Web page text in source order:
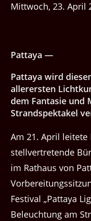
Mittwoch, 23. April
Pattaya —
Pattaya wird
allerersten
dem Fantasie und
Strandspektakel
Am 21. April leitete
stellvertretende
im Rathaus von
Festival „Pattaya
Beleuchtung am